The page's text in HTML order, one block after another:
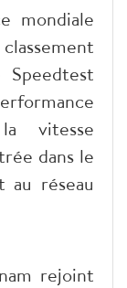
mondiale
vitesse
dans le
au réseau
rejoint